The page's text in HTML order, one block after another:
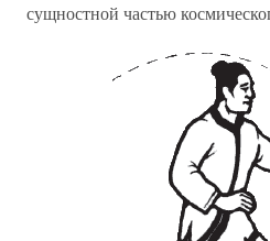
сущностной частью